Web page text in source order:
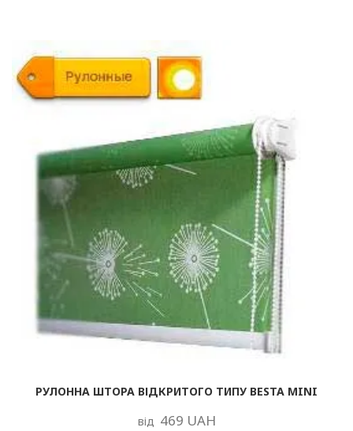
РУЛОННА ШТОРА ВІДКРИТОГО ТИПУ BESTA MINI
від 469 UAH